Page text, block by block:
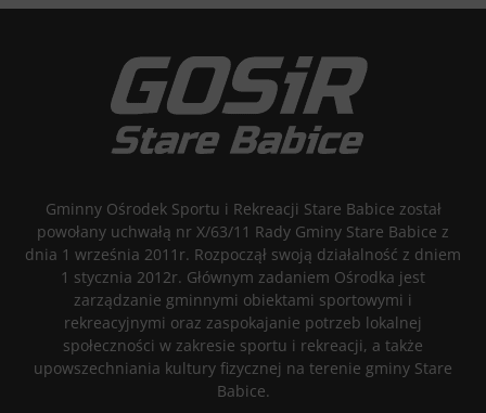
Gminny Ośrodek Sportu i Rekreacji Stare Babice został
powołany uchwałą nr X/63/11 Rady Gminy Stare Babice z
dnia 1 września 2011r. Rozpoczął swoją działalność z dniem
1 stycznia 2012r. Głównym zadaniem Ośrodka jest
zarządzanie gminnymi obiektami sportowymi i
rekreacyjnymi oraz zaspokajanie potrzeb lokalnej
społeczności w zakresie sportu i rekreacji, a także
upowszechniania kultury fizycznej na terenie gminy Stare
Babice.